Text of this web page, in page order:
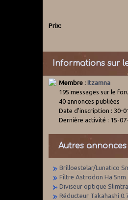
Prix:
Informations sur
Membre : Itzamna
195 messages sur le
40 annonces publiées
Date d'inscription : 30-
Dernière activité : 15-
Autres
Brilloestelar/Lunatico
Filtre Astrodon Ha 5nm
Diviseur optique
Réducteur Takahashi